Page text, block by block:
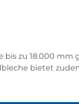
bis zu 18.000 mm
bietet